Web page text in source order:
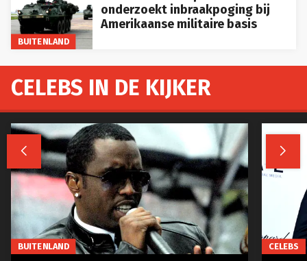
BUITENLAND
onderzoekt inbraakpoging bij
Amerikaanse militaire basis
CELEBS IN DE KIJKER
 
BUITENLAND CELEBS